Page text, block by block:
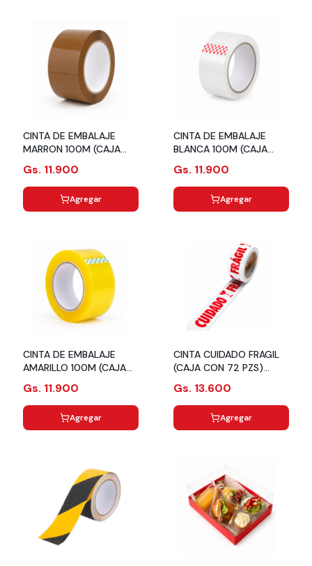
CINTA DE EMBALAJE
MARRON 100M (CAJA
100M
Gs. 11.900
Agregar
CINTA DE EMBALAJE
BLANCA 100M (CAJA
BL
Gs. 11.900
Agregar
CINTA DE EMBALAJE
AMARILLO 100M (CAJA
Gs. 11.900
Agregar
CINTA CUIDADO FRAGIL
(CAJA CON 72 PZS)
Gs. 13.600
Agregar